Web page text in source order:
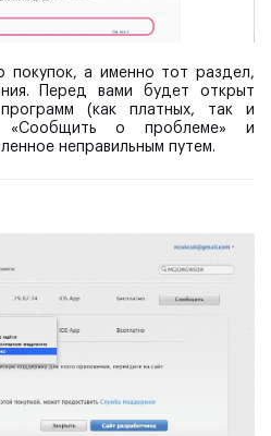
покупок, а именно тот раздел,
Перед вами будет открыт
(как платных, так и
«Сообщить о проблеме» и
неправильным путем.